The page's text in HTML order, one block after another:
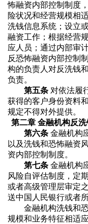
怖融资内部控制制度
险状况和经营规模相
洗钱信息系统；设立
融资工作；根据经营
应人员；通过内部审
反恐怖融资内部控制
构的负责人对反洗钱
负责。
第五条 对依法履
获得的客户身份资料
规定不得对外提供。
第二章 金融机构反
第六条 金融机构
以及洗钱和恐怖融资
资内部控制制度。
第七条 金融机构
风险自评估制度，定
或者高级管理层审定
送中国人民银行或者
金融机构洗钱和
规模和业务特征相适